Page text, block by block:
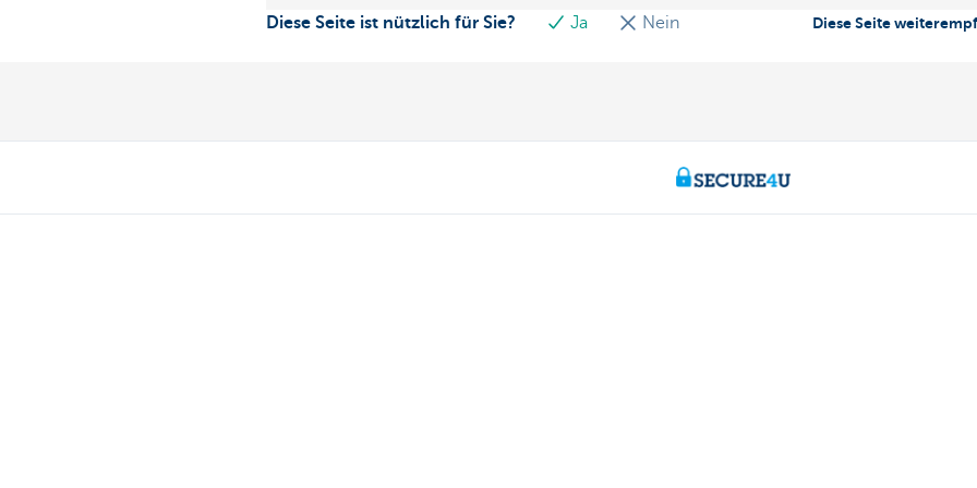
Diese Seite ist nützlich für Sie? Ja Nein Diese Seite